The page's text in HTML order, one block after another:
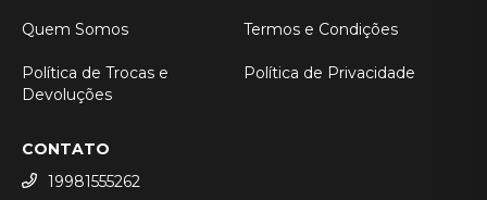
Quem Somos Termos e Condições
Política de Trocas e
Devoluções
Política de Privacidade
CONTATO
19981555262